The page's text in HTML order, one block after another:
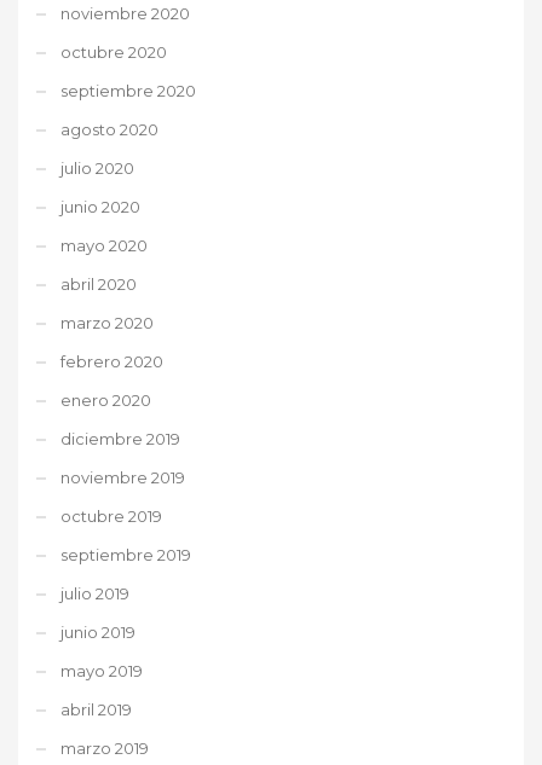
noviembre 2020
octubre 2020
septiembre 2020
agosto 2020
julio 2020
junio 2020
mayo 2020
abril 2020
marzo 2020
febrero 2020
enero 2020
diciembre 2019
noviembre 2019
octubre 2019
septiembre 2019
julio 2019
junio 2019
mayo 2019
abril 2019
marzo 2019